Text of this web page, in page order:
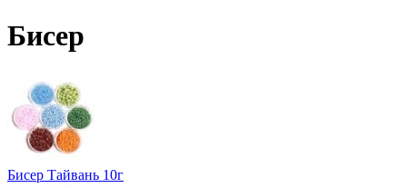
Бисер
Бисер Тайвань 10г